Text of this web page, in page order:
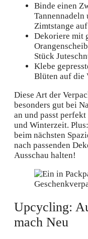
Binde einen
Tannennadeln
Zimtstange
Dekoriere mit
Stück
Klebe
Blüten auf die
Diese Art der
besonders gut bei
an und passt
und Winterzeit.
beim nächsten
nach passenden
Ausschau halten!
Upcycling:
mach Neu